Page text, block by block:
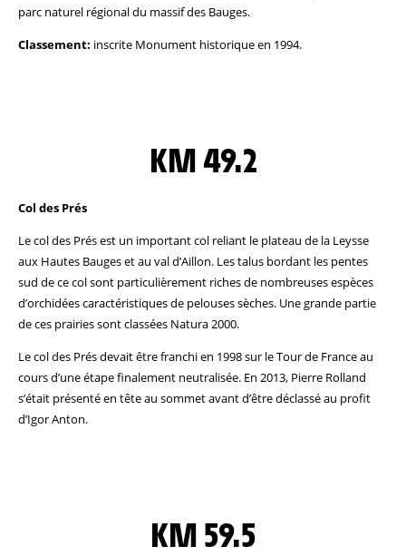
parc naturel régional du massif des Bauges.
Classement: inscrite Monument historique en 1994.
KM 49.2
Col des Prés
Le col des Prés est un important col reliant le plateau de la Leysse
aux Hautes Bauges et au val d’Aillon. Les talus bordant les pentes
sud de ce col sont particulièrement riches de nombreuses espèces
d’orchidées caractéristiques de pelouses sèches. Une grande partie
de ces prairies sont classées Natura 2000.
Le col des Prés devait être franchi en 1998 sur le Tour de France au
cours d’une étape finalement neutralisée. En 2013, Pierre Rolland
s’était présenté en tête au sommet avant d’être déclassé au profit
d’Igor Anton.
KM 59.5